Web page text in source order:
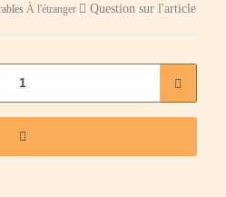
À l'étranger Question sur l'article